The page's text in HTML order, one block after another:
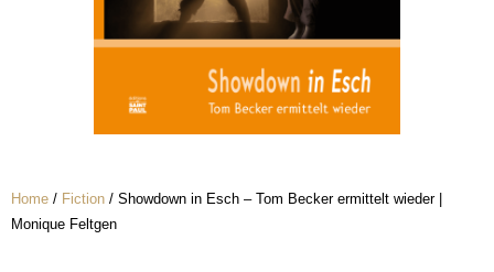
Home / Fiction / Showdown in Esch – Tom Becker ermittelt wieder |
Monique Feltgen